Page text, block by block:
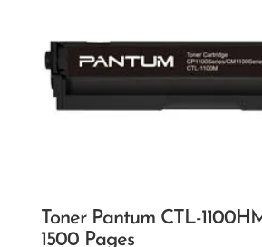
Toner Pantum CTL-
1500 Pages